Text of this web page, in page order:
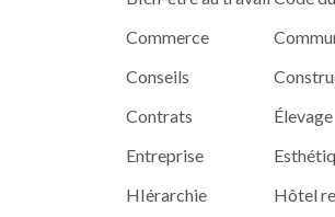
Commerce
Conseils
Contrats
Élevage
Entreprise
HIérarchie
Hôtel